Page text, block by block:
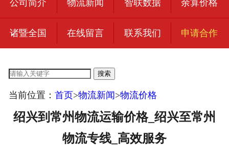
合作加盟
宜荣智联
联系我们
注册
公司简介 物流新闻 智联数据 余算价格
诸暨全国 在线留言 联系我们 申请合作
搜索
当前位置： 首页>物流新闻 >物流价格
绍兴到常州物流运输价格_绍兴至常州
物流专线_高效服务